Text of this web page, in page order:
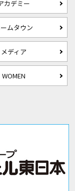
カデミー
ムタウン
メディア
WOMEN